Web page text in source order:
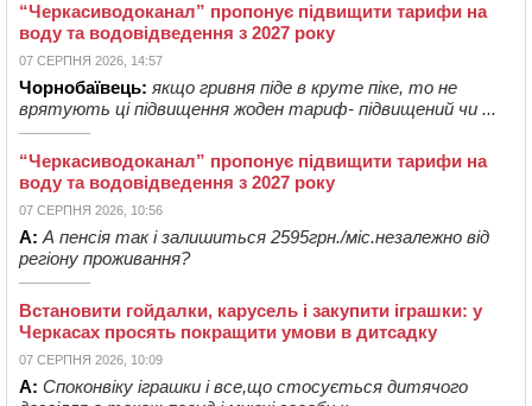
“Черкасиводоканал” пропонує підвищити тарифи на
воду та водовідведення з 2027 року
07 СЕРПНЯ 2026, 14:57
Чорнобаївець: якщо гривня піде в круте піке, то не
врятують ці підвищення жоден тариф- підвищений чи ...
“Черкасиводоканал” пропонує підвищити тарифи на
воду та водовідведення з 2027 року
07 СЕРПНЯ 2026, 10:56
А: А пенсія так і залишиться 2595грн./міс.незалежно від
регіону проживання?
Встановити гойдалки, карусель і закупити іграшки: у
Черкасах просять покращити умови в дитсадку
07 СЕРПНЯ 2026, 10:09
А: Споконвіку іграшки і все,що стосується дитячого